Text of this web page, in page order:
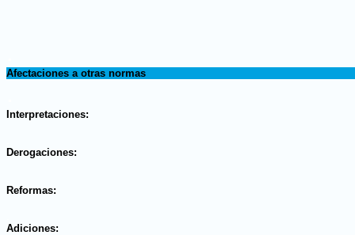
Afectaciones a otras normas
Interpretaciones:
Derogaciones:
Reformas:
Adiciones: